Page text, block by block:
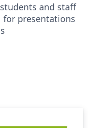
and staff
for presentations